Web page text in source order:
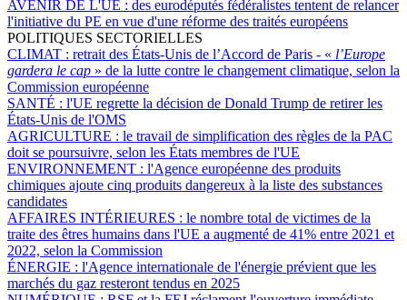
AVENIR DE L'UE : des eurodéputés fédéralistes tentent de relancer
l'initiative du PE en vue d'une réforme des traités européens
POLITIQUES SECTORIELLES
CLIMAT : retrait des États-Unis de l’Accord de Paris - « l’Europe
gardera le cap » de la lutte contre le changement climatique, selon la
Commission européenne
SANTÉ : l'UE regrette la décision de Donald Trump de retirer les
États-Unis de l'OMS
AGRICULTURE : le travail de simplification des règles de la PAC
doit se poursuivre, selon les États membres de l'UE
ENVIRONNEMENT : l'Agence européenne des produits
chimiques ajoute cinq produits dangereux à la liste des substances
candidates
AFFAIRES INTÉRIEURES : le nombre total de victimes de la
traite des êtres humains dans l'UE a augmenté de 41% entre 2021 et
2022, selon la Commission
ÉNERGIE : l'Agence internationale de l'énergie prévient que les
marchés du gaz resteront tendus en 2025